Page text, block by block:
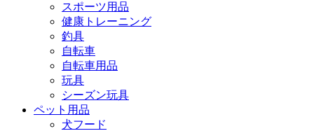
スポーツ用品
健康トレーニング
釣具
自転車
自転車用品
玩具
シーズン玩具
ペット用品
犬フード